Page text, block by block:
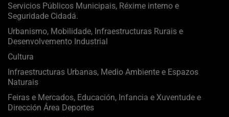
Servicios Públicos Municipais, Réxime interno e
Seguridade Cidadá.
Urbanismo, Mobilidade, Infraestructuras Rurais e
Desenvolvemento Industrial
Cultura
Infraestructuras Urbanas, Medio Ambiente e Espazos
Naturais
Feiras e Mercados, Educación, Infancia e Xuventude e
Dirección Área Deportes